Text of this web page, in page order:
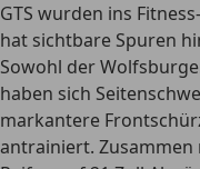
GTS wurden ins
hat sichtbare Spuren
Sowohl der
haben sich
markantere
antrainiert.